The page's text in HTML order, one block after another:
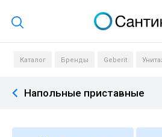
Поиск по
Каталог Бренды Geberit
Напольные приставные